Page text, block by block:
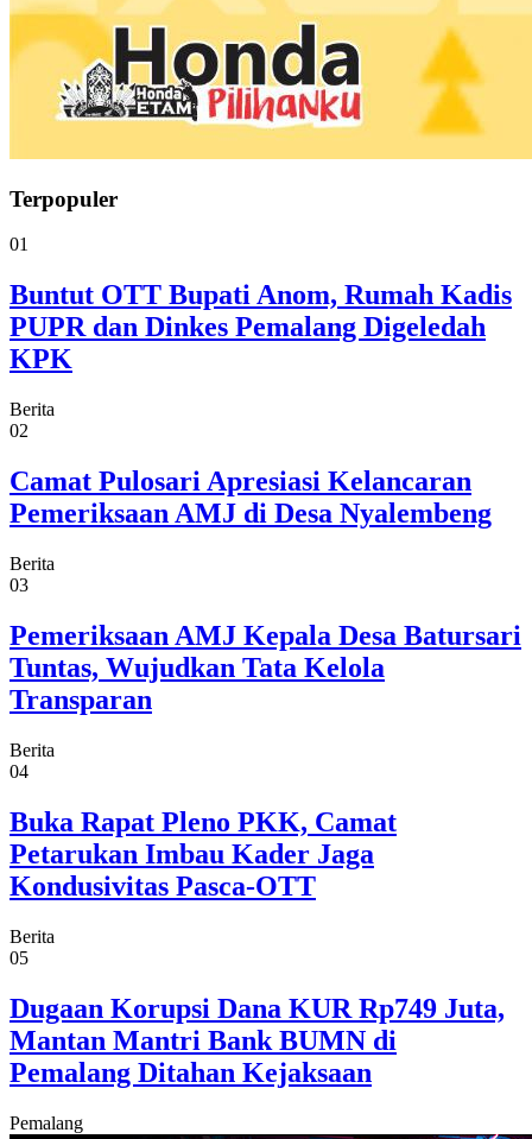
Terpopuler
01
Buntut OTT Bupati Anom, Rumah Kadis
PUPR dan Dinkes Pemalang Digeledah
KPK
Berita
02
Camat Pulosari Apresiasi Kelancaran
Pemeriksaan AMJ di Desa Nyalembeng
Berita
03
Pemeriksaan AMJ Kepala Desa Batursari
Tuntas, Wujudkan Tata Kelola
Transparan
Berita
04
Buka Rapat Pleno PKK, Camat
Petarukan Imbau Kader Jaga
Kondusivitas Pasca-OTT
Berita
05
Dugaan Korupsi Dana KUR Rp749 Juta,
Mantan Mantri Bank BUMN di
Pemalang Ditahan Kejaksaan
Pemalang